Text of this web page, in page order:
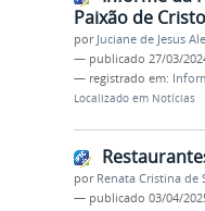
Paixão de Cristo
por Juciane de Jesus
— publicado 27/03/
— registrado em:
Localizado em Notícias
por Renata Cristina de
— publicado 03/04/